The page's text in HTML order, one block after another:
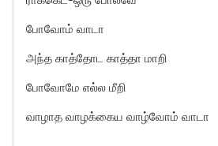
போவோம் வாடா
அந்த காத்தோட காத்தா மாறி
போவோமே எல்ல மீறி
வாழாத வாழக்கைய வாழ்வோம் வாடா